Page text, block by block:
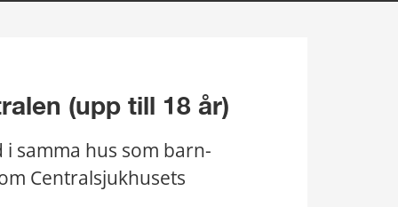
(upp till 18 år)
samma hus som barn-
Centralsjukhusets